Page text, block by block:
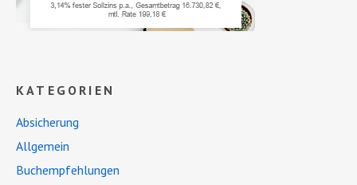
KATEGORIEN
Absicherung
Allgemein
Buchempfehlungen